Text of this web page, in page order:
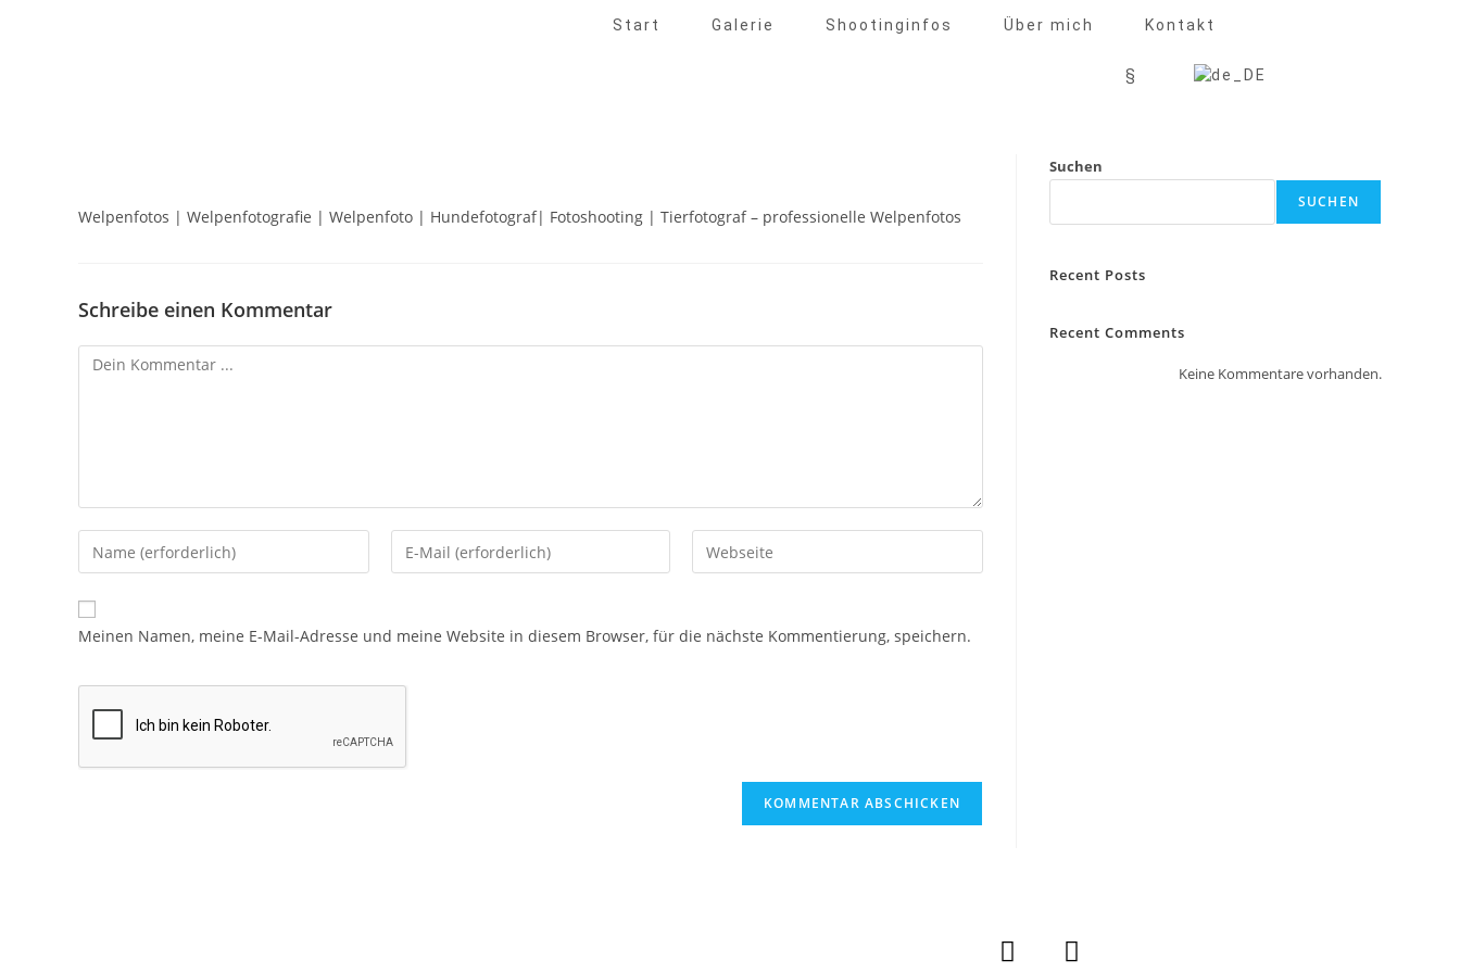
Start Galerie Shootinginfos Über mich Kontakt
§
Welpenfotos | Welpenfotografie | Welpenfoto | Hundefotograf| Fotoshooting | Tierfotograf – professionelle Welpenfotos
Schreibe einen Kommentar
Meinen Namen, meine E-Mail-Adresse und meine Website in diesem Browser, für die nächste Kommentierung, speichern.
Suchen
SUCHEN
Recent Posts
Recent Comments
Keine Kommentare vorhanden.